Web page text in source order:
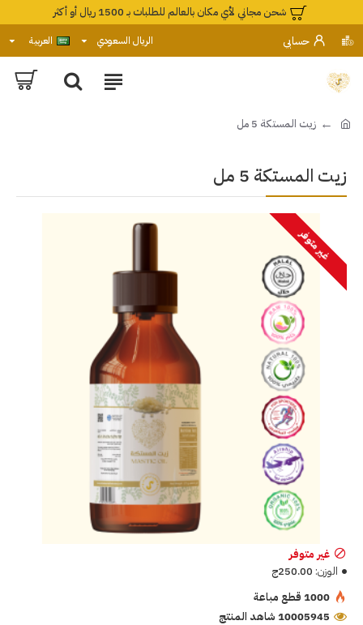
شحن مجاني لأي مكان بالعالم للطلبات بـ 1500 ريال أو أكثر
حسابي
الريال السعودي العربية
زيت المستكة 5 مل
زيت المستكة 5 مل
غير متوفر
غير متوفر
الوزن: 250.00ج
1000 قطع مباعة
10005945 شاهد المنتج